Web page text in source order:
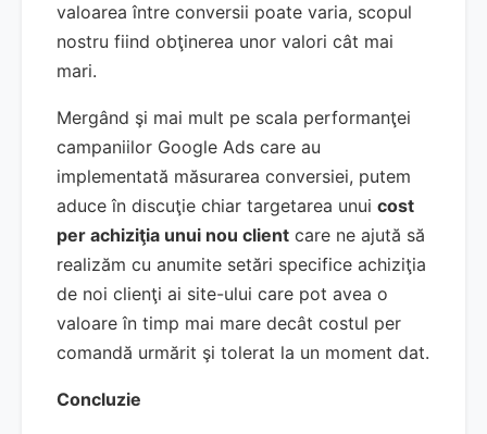
valoarea între conversii poate varia, scopul
nostru fiind obţinerea unor valori cât mai
mari.
Mergând şi mai mult pe scala performanţei
campaniilor Google Ads care au
implementată măsurarea conversiei, putem
aduce în discuţie chiar targetarea unui cost
per achiziţia unui nou client care ne ajută să
realizăm cu anumite setări specifice achiziţia
de noi clienţi ai site-ului care pot avea o
valoare în timp mai mare decât costul per
comandă urmărit şi tolerat la un moment dat.
Concluzie